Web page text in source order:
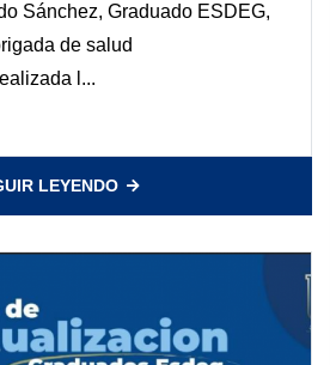
Sánchez, Graduado ESDEG,
de salud
l...
LEYENDO